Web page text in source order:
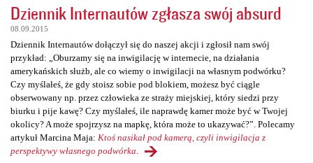
Dziennik Internautów zgłasza swój absurd
08.09.2015
Dziennik Internautów dołączył się do naszej akcji i zgłosił nam swój
przykład: „Oburzamy się na inwigilację w internecie, na działania
amerykańskich służb, ale co wiemy o inwigilacji na własnym podwórku?
Czy myślałeś, że gdy stoisz sobie pod blokiem, możesz być ciągle
obserwowany np. przez człowieka ze straży miejskiej, który siedzi przy
biurku i pije kawę? Czy myślałeś, ile naprawdę kamer może być w Twojej
okolicy? A może spojrzysz na mapkę, która może to ukazywać?”. Polecamy
artykuł Marcina Maja: Ktoś nasikał pod kamerą, czyli inwigilacja z
perspektywy własnego podwórka